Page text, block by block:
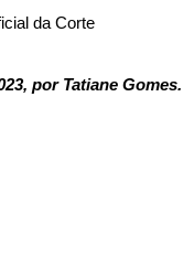
da Corte
por Tatiane Gomes.